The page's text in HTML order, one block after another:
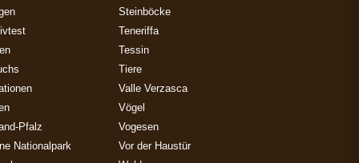
Pfalz
Nationalpark
Steinböcke
Teneriffa
Tessin
Tiere
Valle Verzasca
Vögel
Vogesen
Vor der Haustür